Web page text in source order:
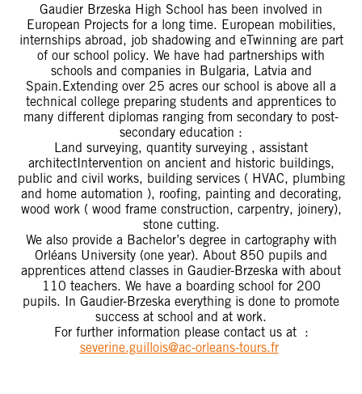
Gaudier Brzeska High School has been involved in
European Projects for a long time. European mobilities,
internships abroad, job shadowing and eTwinning are part
of our school policy. We have had partnerships with
schools and companies in Bulgaria, Latvia and
Spain.Extending over 25 acres our school is above all a
technical college preparing students and apprentices to
many different diplomas ranging from secondary to post-
secondary education :
Land surveying, quantity surveying , assistant
architectIntervention on ancient and historic buildings,
public and civil works, building services ( HVAC, plumbing
and home automation ), roofing, painting and decorating,
wood work ( wood frame construction, carpentry, joinery),
stone cutting.
We also provide a Bachelor’s degree in cartography with
Orléans University (one year). About 850 pupils and
apprentices attend classes in Gaudier-Brzeska with about
110 teachers. We have a boarding school for 200
pupils. In Gaudier-Brzeska everything is done to promote
success at school and at work.
For further information please contact us at :
severine.guillois@ac-orleans-tours.fr